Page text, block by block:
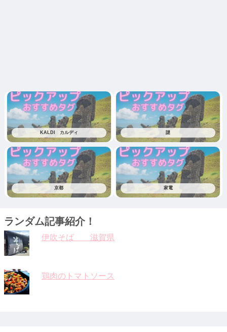
KALDI カルディ 謎
京都 家電
ランダム記事紹介！
伊吹そば 滋賀県
鶏肉のトマトソース